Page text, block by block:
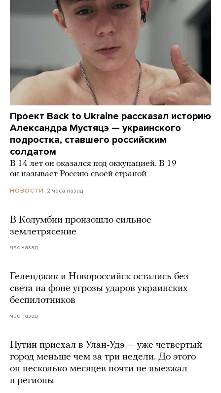
Проект Back to Ukraine рассказал историю
Александра Мустяцэ — украинского
подростка, ставшего российским
солдатом
В 14 лет он оказался под оккупацией. В 19
он называет Россию своей страной
НОВОСТИ 2 часа назад
В Колумбии произошло сильное
землетрясение
час назад
Геленджик и Новороссийск остались без
света на фоне угрозы ударов украинских
беспилотников
час назад
Путин приехал в Улан-Удэ — уже четвертый
город меньше чем за три недели. До этого
он несколько месяцев почти не выезжал
в регионы